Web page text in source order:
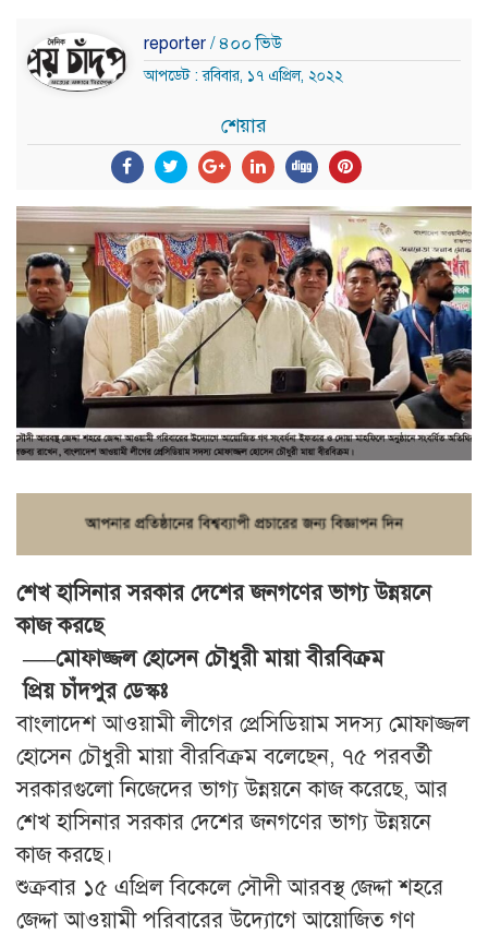
reporter / ৪০০ ভিউ
আপডেট : রবিবার, ১৭ এপ্রিল, ২০২২
শেয়ার
শেখ হাসিনার সরকার দেশের জনগণের ভাগ্য উন্নয়নে
কাজ করছে
—–মোফাজ্জল হোসেন চৌধুরী মায়া বীরবিক্রম
প্রিয় চাঁদপুর ডেস্কঃ
বাংলাদেশ আওয়ামী লীগের প্রেসিডিয়াম সদস্য মোফাজ্জল
হোসেন চৌধুরী মায়া বীরবিক্রম বলেছেন, ৭৫ পরবর্তী
সরকারগুলো নিজেদের ভাগ্য উন্নয়নে কাজ করেছে, আর
শেখ হাসিনার সরকার দেশের জনগণের ভাগ্য উন্নয়নে
কাজ করছে।
শুক্রবার ১৫ এপ্রিল বিকেলে সৌদী আরবস্থ জেদ্দা শহরে
জেদ্দা আওয়ামী পরিবারের উদ্যোগে আয়োজিত গণ